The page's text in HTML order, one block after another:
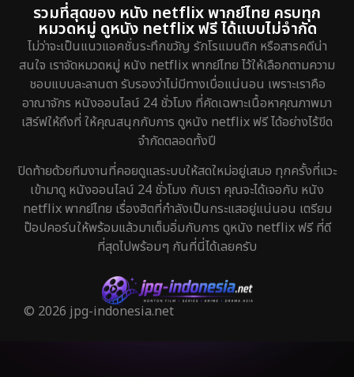
รวมที่สุดของ หนัง netflix พากย์ไทย ครบทุก
หมวดหมู่ ดูหนัง netflix ฟรี ได้แบบไม่จำกัด
ไม่ว่าจะเป็นแนวแอคชั่นระทึกขวัญ รักโรแมนติก หรือสารคดีน่า
สนใจ เราจัดหมวดหมู่ หนัง netflix พากย์ไทย ไว้ให้เลือกตามความ
ชอบแบบละลานตา รับรองว่าไม่มีทางเบื่อแน่นอน เพราะเราคือ
อาณาจักร หนังออนไลน์ 24 ชั่วโมง ที่คัดเฉพาะเนื้อหาคุณภาพมา
เสิร์ฟให้ถึงที่ ให้คุณสนุกกับการ ดูหนัง netflix ฟรี ได้อย่างไร้ขีด
จำกัดตลอดทั้งปี
ปิดท้ายด้วยทีมงานที่คอยดูแลระบบให้สดใหม่อยู่เสมอ ทุกครั้งที่แวะ
เข้ามาดู หนังออนไลน์ 24 ชั่วโมง กับเรา คุณจะได้เจอกับ หนัง
netflix พากย์ไทย เรื่องฮิตที่กำลังเป็นกระแสอยู่แน่นอน เตรียม
ป๊อปคอร์นให้พร้อมแล้วมาเต็มอิ่มกับการ ดูหนัง netflix ฟรี ที่ดี
ที่สุดไปพร้อมๆ กันที่นี่ได้เลยครับ
© 2026 jpg-indonesia.net